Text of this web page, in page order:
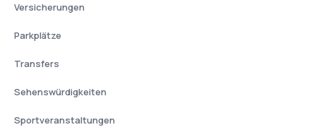
Versicherungen
Parkplätze
Transfers
Sehenswürdigkeiten
Sportveranstaltungen